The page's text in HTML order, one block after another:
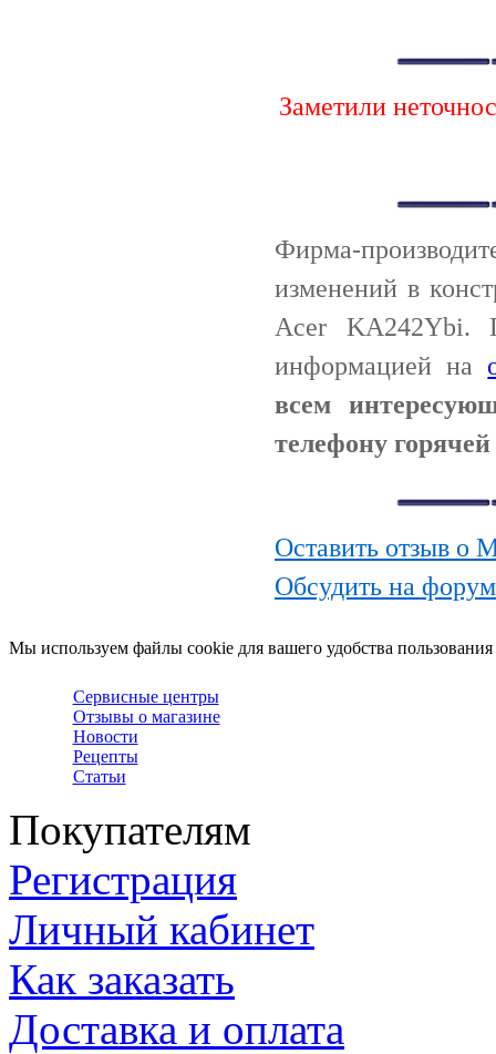
Заметили
Фирма-
изменений в
Acer KA242Ybi.
информацией на
всем
телефону
Оставить отзыв о
Обсудить на
Мы используем файлы cookie для вашего удобства
Сервисные центры
Отзывы о магазине
Новости
Рецепты
Статьи
Покупателям
Регистрация
Личный кабинет
Как заказать
Доставка и оплата